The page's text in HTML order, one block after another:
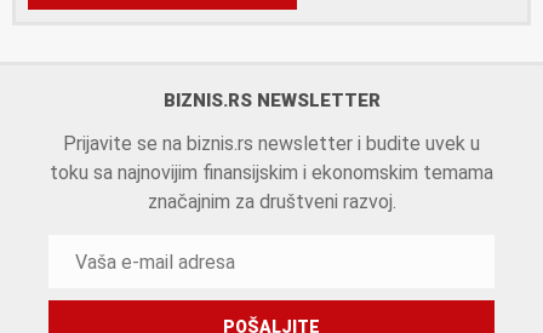
BIZNIS.RS NEWSLETTER
Prijavite se na biznis.rs newsletter i budite uvek u
toku sa najnovijim finansijskim i ekonomskim temama
značajnim za društveni razvoj.